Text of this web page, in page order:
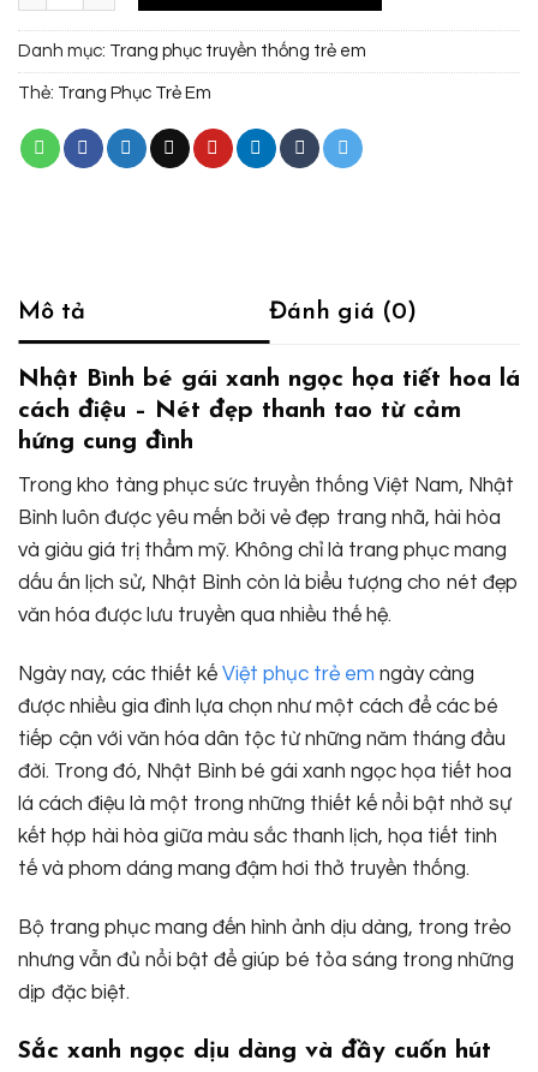
Danh mục: Trang phục truyền thống trẻ em
Thẻ: Trang Phục Trẻ Em
Mô tả Đánh giá (0)
Nhật Bình bé gái xanh ngọc họa tiết hoa lá
cách điệu – Nét đẹp thanh tao từ cảm
hứng cung đình
Trong kho tàng phục sức truyền thống Việt Nam, Nhật
Bình luôn được yêu mến bởi vẻ đẹp trang nhã, hài hòa
và giàu giá trị thẩm mỹ. Không chỉ là trang phục mang
dấu ấn lịch sử, Nhật Bình còn là biểu tượng cho nét đẹp
văn hóa được lưu truyền qua nhiều thế hệ.
Ngày nay, các thiết kế Việt phục trẻ em ngày càng
được nhiều gia đình lựa chọn như một cách để các bé
tiếp cận với văn hóa dân tộc từ những năm tháng đầu
đời. Trong đó, Nhật Bình bé gái xanh ngọc họa tiết hoa
lá cách điệu là một trong những thiết kế nổi bật nhờ sự
kết hợp hài hòa giữa màu sắc thanh lịch, họa tiết tinh
tế và phom dáng mang đậm hơi thở truyền thống.
Bộ trang phục mang đến hình ảnh dịu dàng, trong trẻo
nhưng vẫn đủ nổi bật để giúp bé tỏa sáng trong những
dịp đặc biệt.
Sắc xanh ngọc dịu dàng và đầy cuốn hút